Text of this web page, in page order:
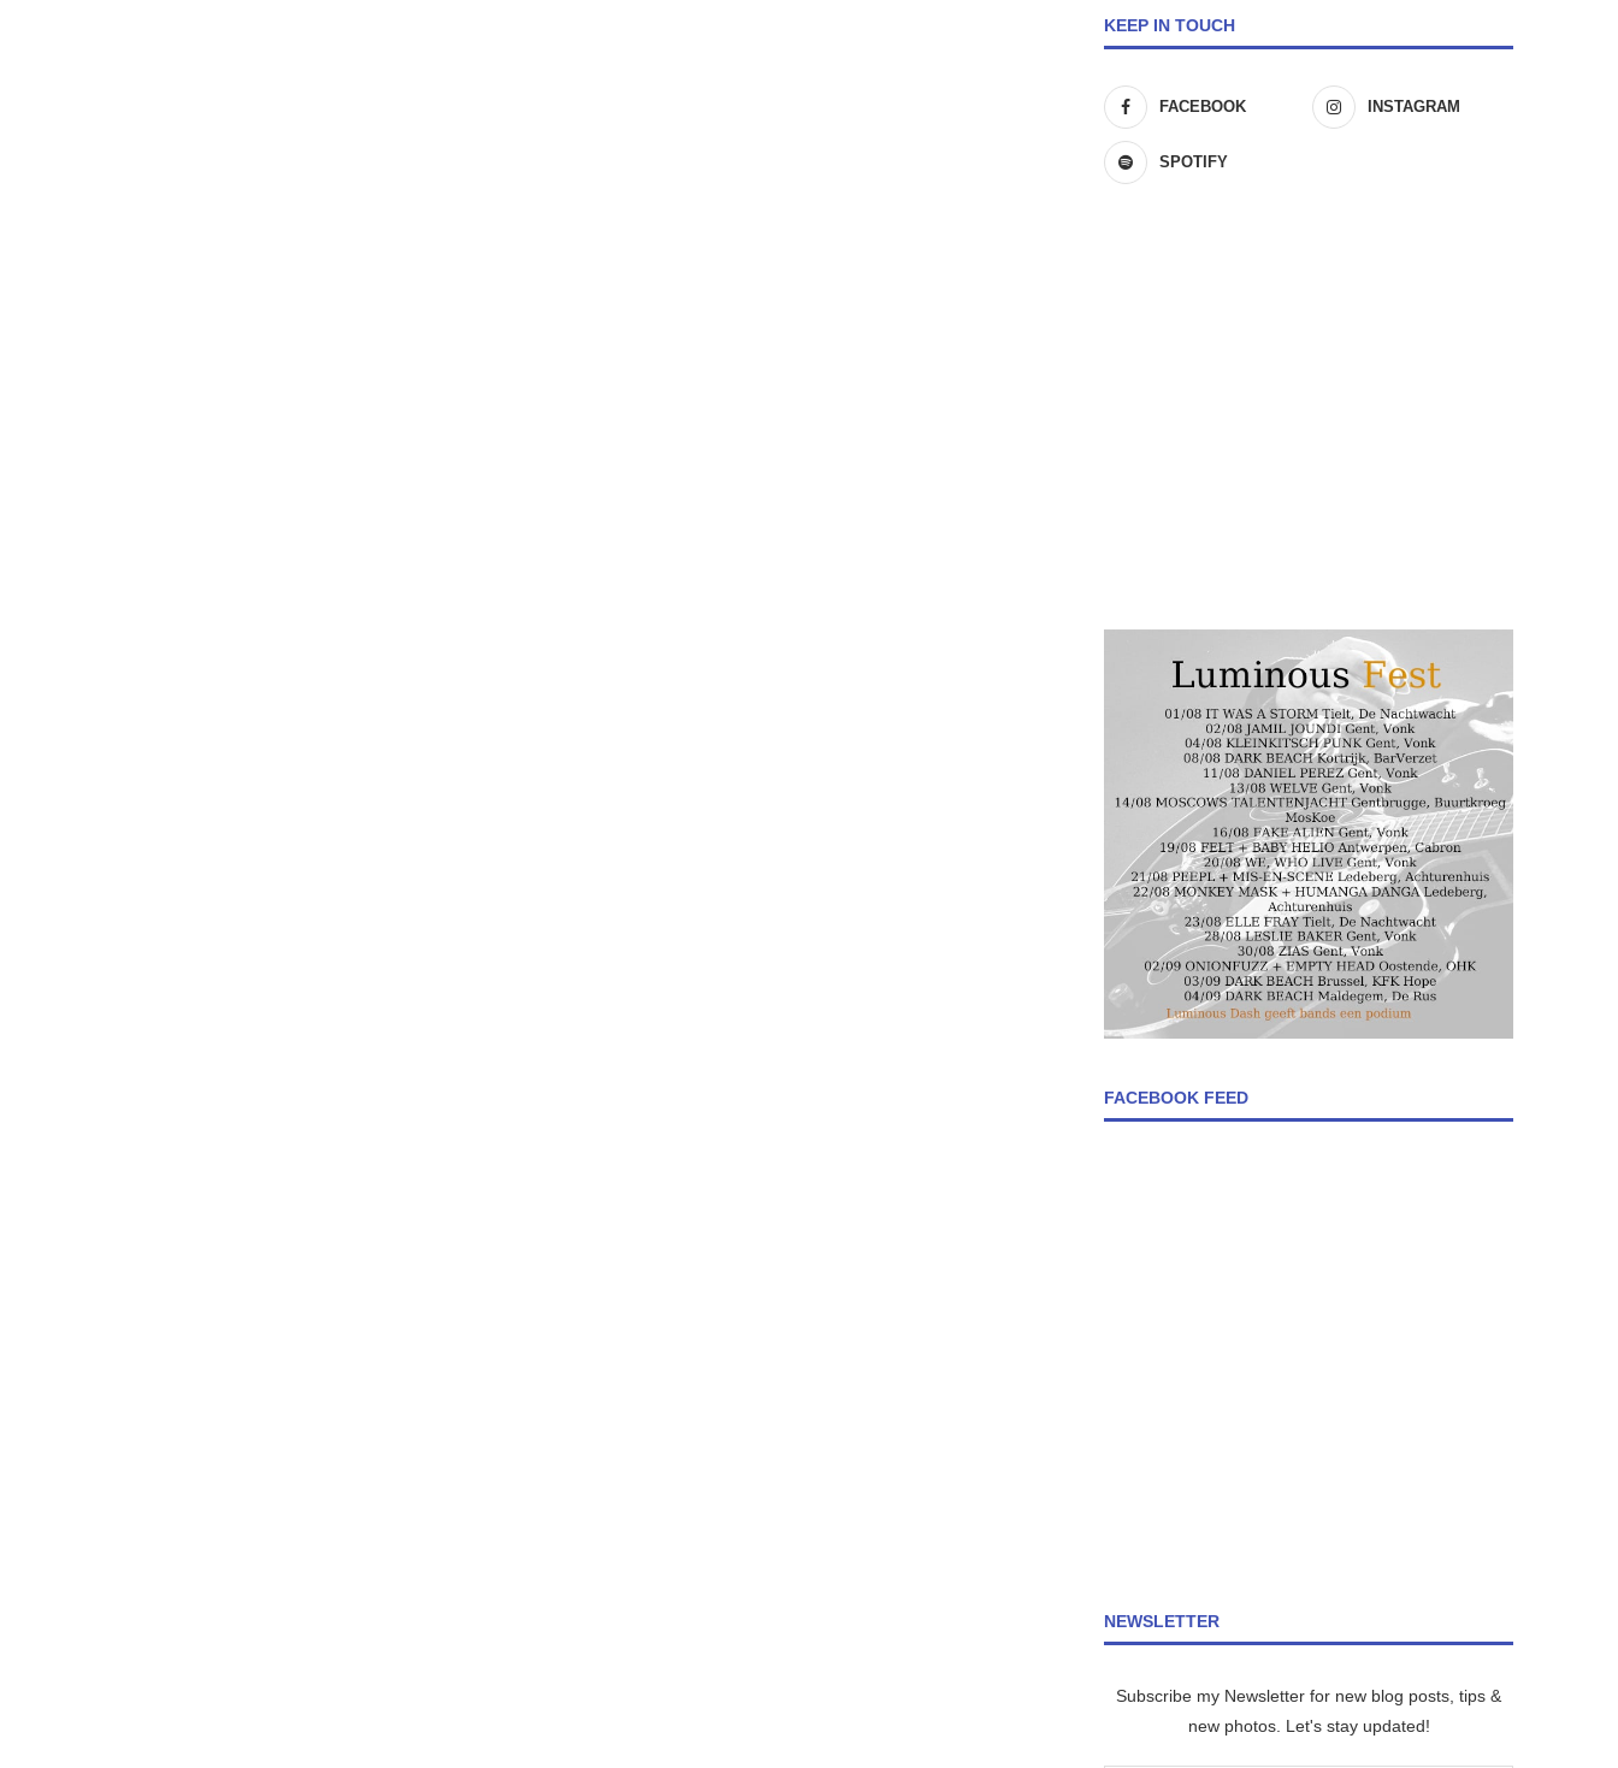
KEEP IN TOUCH
FACEBOOK INSTAGRAM
SPOTIFY
FACEBOOK FEED
NEWSLETTER
Subscribe my Newsletter for new blog posts, tips &
new photos. Let's stay updated!